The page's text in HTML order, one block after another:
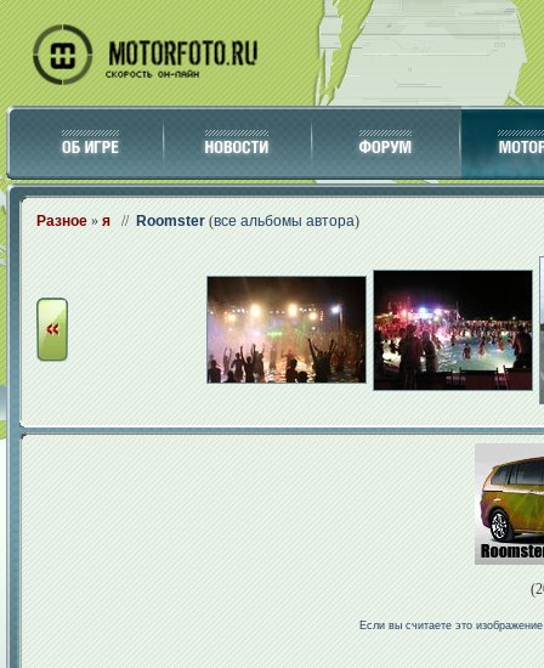
Разное » я // Roomster (все альбомы автора)
Если вы считаете это